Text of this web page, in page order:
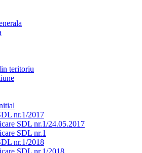
teritoriu
nr.1/2017
SDL nr.1/24.05.2017
SDL nr.1
nr.1/2018
SDL nr.1/2018